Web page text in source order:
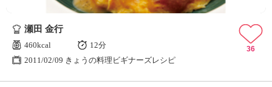
瀬田 金行
460kcal
12分
2011/02/09 きょうの料理ビギナーズレシピ
36